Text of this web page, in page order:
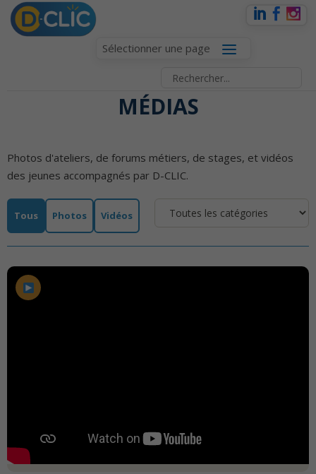
Sélectionner une page
MÉDIAS
Photos d'ateliers, de forums métiers, de stages, et vidéos
des jeunes accompagnés par D-CLIC.
Tous Photos Vidéos